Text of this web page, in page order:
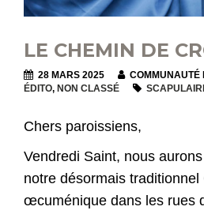
LE CHEMIN DE
28 MARS 2025
COMMUNAUTÉ
ÉDITO, NON CLASSÉ
Chers paroissiens,
Vendredi Saint, nous
notre désormais
œcuménique dans les rues